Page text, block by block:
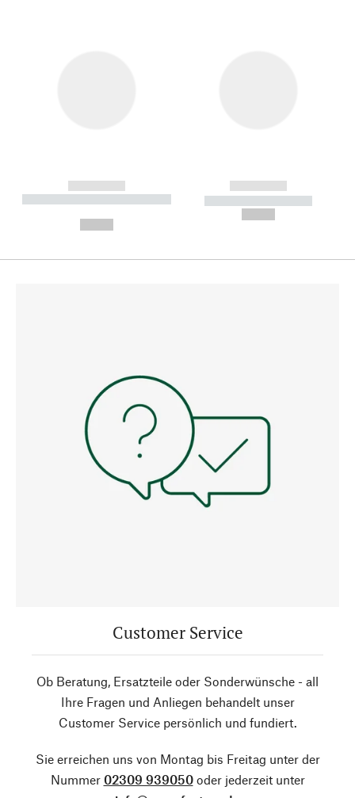
------------
----------- ----------- --------
------------
----------- -----------
Customer Service
Ob Beratung, Ersatzteile oder Sonderwünsche - all
Ihre Fragen und Anliegen behandelt unser
Customer Service persönlich und fundiert.
Sie erreichen uns von Montag bis Freitag unter der
Nummer 02309 939050oder jederzeit unter